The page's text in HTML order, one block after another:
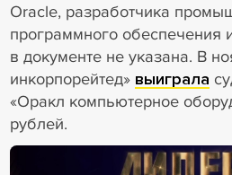
Oracle, разработчика
программного
в документе не указана. В
инкорпорейтед» выиграла
«Оракл компьютерное
рублей.